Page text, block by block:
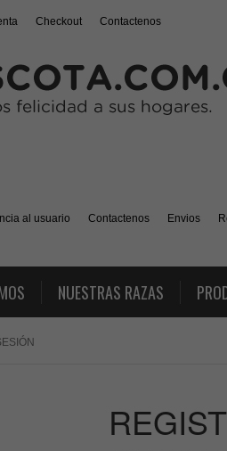
Checkout Contactenos
al usuario Contactenos Envios
NUESTRAS RAZAS